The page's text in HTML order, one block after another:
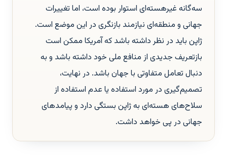
سه‌گانه غیرهسته‌ای استوار بوده است، اما تغییرات
جهانی و منطقه‌ای نیازمند بازنگری در این موضع است.
ژاپن باید در نظر داشته باشد که آمریکا ممکن است
بازتعریف جدیدی از منافع ملی خود داشته باشد و به
دنبال تعامل متفاوتی با جهان باشد. در نهایت،
تصمیم‌گیری در مورد استفاده یا عدم استفاده از
سلاح‌های هسته‌ای به ژاپن بستگی دارد و پیامدهای
جهانی در پی خواهد داشت.